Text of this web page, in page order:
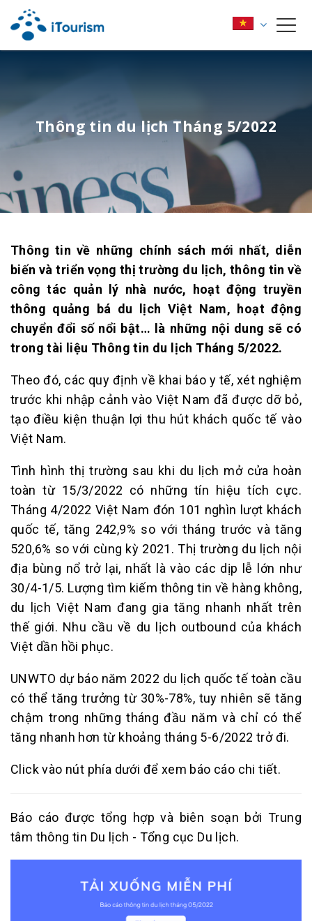
Thông tin du lịch Tháng 5/2022
Thông tin về những chính sách mới nhất, diễn
biến và triển vọng thị trường du lịch, thông tin về
công tác quản lý nhà nước, hoạt động truyền
thông quảng bá du lịch Việt Nam, hoạt động
chuyển đổi số nổi bật… là những nội dung sẽ có
trong tài liệu Thông tin du lịch Tháng 5/2022.
Theo đó, các quy định về khai báo y tế, xét nghiệm
trước khi nhập cảnh vào Việt Nam đã được dỡ bỏ,
tạo điều kiện thuận lợi thu hút khách quốc tế vào
Việt Nam.
Tình hình thị trường sau khi du lịch mở cửa hoàn
toàn từ 15/3/2022 có những tín hiệu tích cực.
Tháng 4/2022 Việt Nam đón 101 nghìn lượt khách
quốc tế, tăng 242,9% so với tháng trước và tăng
520,6% so với cùng kỳ 2021. Thị trường du lịch nội
địa bùng nổ trở lại, nhất là vào các dịp lễ lớn như
30/4-1/5. Lượng tìm kiếm thông tin về hàng không,
du lịch Việt Nam đang gia tăng nhanh nhất trên
thế giới. Nhu cầu về du lịch outbound của khách
Việt dần hồi phục.
UNWTO dự báo năm 2022 du lịch quốc tế toàn cầu
có thể tăng trưởng từ 30%-78%, tuy nhiên sẽ tăng
chậm trong những tháng đầu năm và chỉ có thể
tăng nhanh hơn từ khoảng tháng 5-6/2022 trở đi.
Click vào nút phía dưới để xem báo cáo chi tiết.
Báo cáo được tổng hợp và biên soạn bởi Trung
tâm thông tin Du lịch - Tổng cục Du lịch.